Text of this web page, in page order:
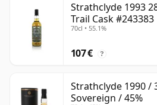
Strathclyde 1993
Trail Cask #243383
70cl • 55.1%
107 € ?
Strathclyde 1990 /
Sovereign / 45%